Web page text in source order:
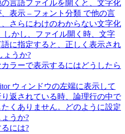
言語ファイルを開くと、文字化
表示 – フォント分類 で他の言
さらにわけのわからない文字化
しかし、ファイル開く時、文字
に指定すると、正しく表示され
ょうか?
ラーで表示するにはどうしたら
ウィンドウの左端に表示して
返されている時、論理行の中で
くありません。どのように設定
うか?
には?